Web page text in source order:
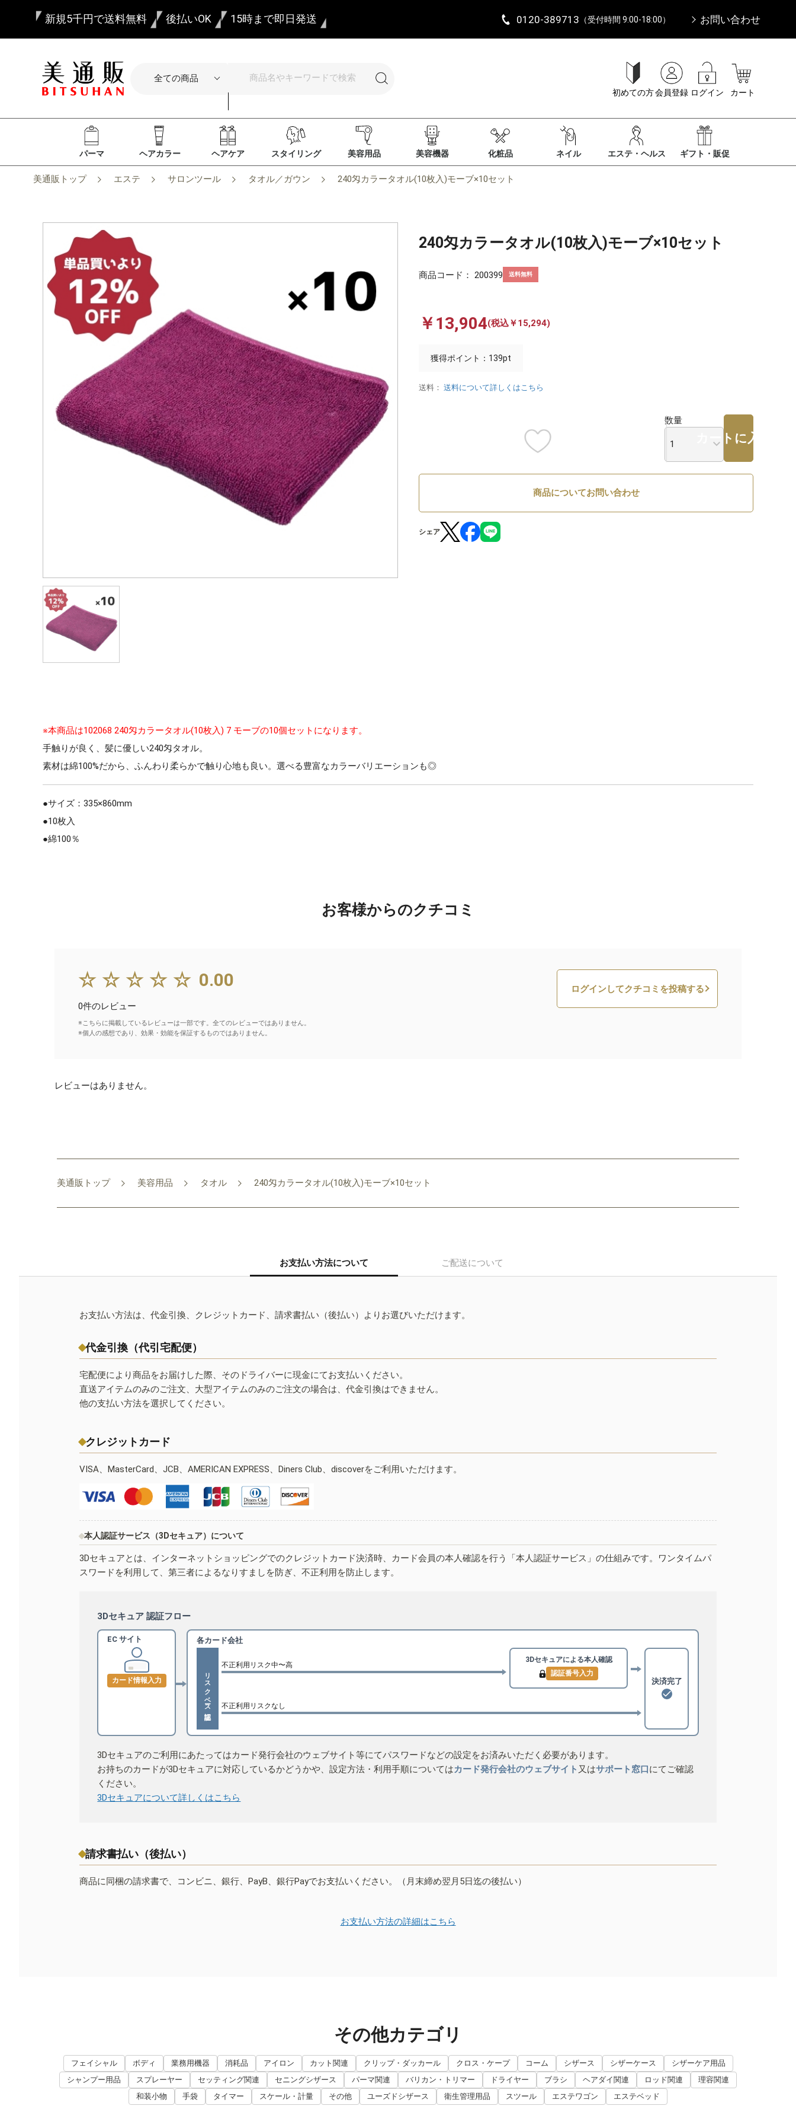
新規5千円で送料無料 後払いOK 15時まで即日発送 0120-389713 （受付時間 9:00-18:00） お問い合わせ
初めての方会員登録 ログイン カート
パーマ ヘアカラー ヘアケア スタイリング 美容用品 美容機器 化粧品 ネイル エステ・ヘルス ギフト・販促
美通販トップ エステ サロンツール タオル／ガウン 240匁カラータオル(10枚入)モーブ×10セット
240匁カラータオル(10枚入)モーブ×10セット
商品コード： 200399 送料無料
￥13,904(税込￥15,294)
獲得ポイント：139pt
送料： 送料について詳しくはこちら
数量
カートに入れる
商品についてお問い合わせ
シェア
※本商品は102068 240匁カラータオル(10枚入) 7 モーブの10個セットになります。
手触りが良く、髪に優しい240匁タオル。
素材は綿100%だから、ふんわり柔らかで触り心地も良い。選べる豊富なカラーバリエーションも◎
●サイズ：335×860mm
●10枚入
●綿100％
お客様からのクチコミ
☆☆☆☆☆ 0.00
0件のレビュー
※こちらに掲載しているレビューは一部です。全てのレビューではありません。
※個人の感想であり、効果・効能を保証するものではありません。
ログインしてクチコミを投稿する
レビューはありません。
美通販トップ 美容用品 タオル 240匁カラータオル(10枚入)モーブ×10セット
お支払い方法について ご配送について
お支払い方法は、代金引換、クレジットカード、請求書払い（後払い）よりお選びいただけます。
代金引換（代引宅配便）
宅配便により商品をお届けした際、そのドライバーに現金にてお支払いください。
直送アイテムのみのご注文、大型アイテムのみのご注文の場合は、代金引換はできません。
他の支払い方法を選択してください。
クレジットカード
VISA、MasterCard、JCB、AMERICAN EXPRESS、Diners Club、discoverをご利用いただけます。
本人認証サービス（3Dセキュア）について
3Dセキュアとは、インターネットショッピングでのクレジットカード決済時、カード会員の本人確認を行う「本人認証サービス」の仕組みです。ワンタイムパ
スワードを利用して、第三者によるなりすましを防ぎ、不正利用を防止します。
3Dセキュア 認証フロー
EC サイト
カード情報入力
各カード会社
リスクベース認証
不正利用リスク中〜高
3Dセキュアによる本人確認
認証番号入力
不正利用リスクなし
決済完了
3Dセキュアのご利用にあたってはカード発行会社のウェブサイト等にてパスワードなどの設定をお済みいただく必要があります。
お持ちのカードが3Dセキュアに対応しているかどうかや、設定方法・利用手順についてはカード発行会社のウェブサイト 又はサポート窓口にてご確認
ください。
3Dセキュアについて詳しくはこちら
請求書払い（後払い）
商品に同梱の請求書で、コンビニ、銀行、PayB、銀行Payでお支払いください。（月末締め翌月5日迄の後払い）
お支払い方法の詳細はこちら
その他カテゴリ
フェイシャル ボディ 業務用機器 消耗品 アイロン カット関連 クリップ・ダッカール クロス・ケープ コーム シザース シザーケース
シザーケア用品
シャンプー用品
スプレーヤー セッティング関連 セニングシザース パーマ関連 バリカン・トリマー ドライヤー ブラシ ヘアダイ関連 ロッド関連
理容関連
和装小物
手袋 タイマー スケール・計量 その他 ユーズドシザース 衛生管理用品 スツール エステワゴン エステベッド